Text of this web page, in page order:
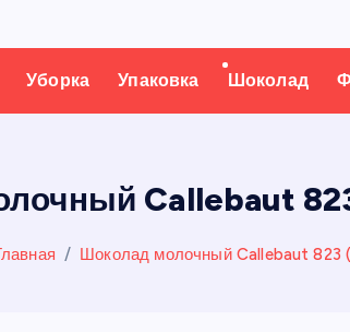
Уборка Упаковка Шоколад
Callebaut
Шоколад молочный Callebaut 823